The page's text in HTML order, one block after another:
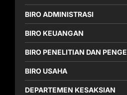
BIRO ADMINISTRASI
BIRO KEUANGAN
BIRO PENELITIAN DAN
BIRO USAHA
DEPARTEMEN KESAKSIAN